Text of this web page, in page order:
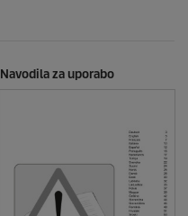
Navodila za uporabo